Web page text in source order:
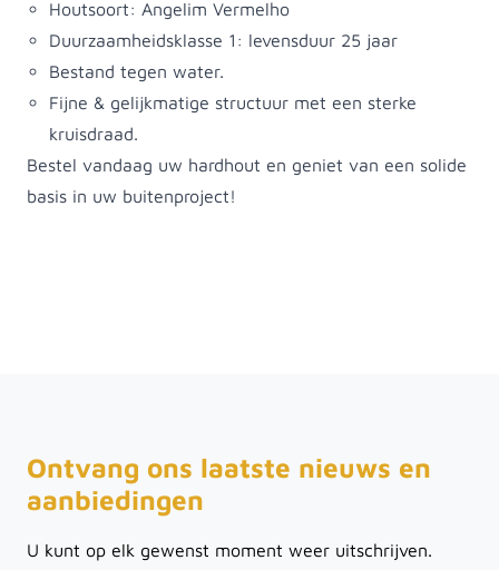
Houtsoort: Angelim Vermelho
Duurzaamheidsklasse 1: levensduur 25 jaar
Bestand tegen water.
Fijne & gelijkmatige structuur met een sterke
kruisdraad.
Bestel vandaag uw hardhout en geniet van een solide
basis in uw buitenproject!
Ontvang ons laatste nieuws en
aanbiedingen
U kunt op elk gewenst moment weer uitschrijven.